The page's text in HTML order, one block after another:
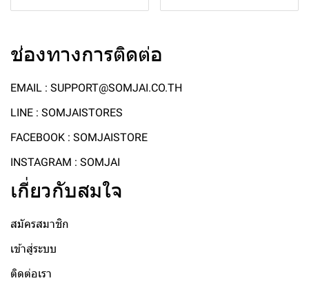
ช่องทางการติดต่อ
EMAIL : SUPPORT@SOMJAI.CO.TH
LINE : SOMJAISTORES
FACEBOOK : SOMJAISTORE
INSTAGRAM : SOMJAI
เกี่ยวกับสมใจ
สมัครสมาชิก
เข้าสู่ระบบ
ติดต่อเรา